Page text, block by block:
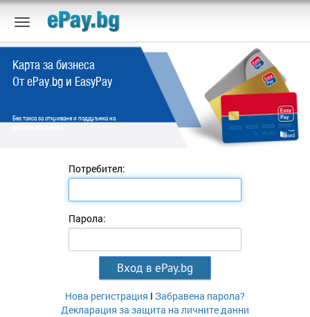
Карта за бизнеса
От ePay.bg и EasyPay
Без такса за откриване и поддръжка на
Потребител:
Парола:
Нова регистрация I Забравена парола?
Декларация за защита на личните данни